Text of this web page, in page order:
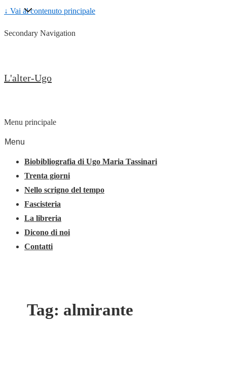
↓ Vai al contenuto principale
Secondary Navigation
L'alter-Ugo
Menu principale
Menu
Biobibliografia di Ugo Maria Tassinari
Trenta giorni
Nello scrigno del tempo
Fascisteria
La libreria
Dicono di noi
Contatti
Tag: almirante